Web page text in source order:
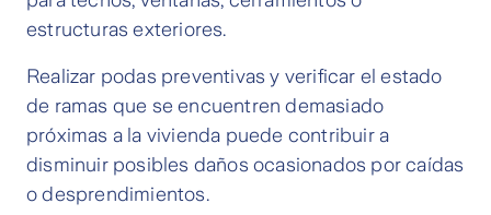
estructuras exteriores.
Realizar podas preventivas y verificar el estado
de ramas que se encuentren demasiado
próximas a la vivienda puede contribuir a
disminuir posibles daños ocasionados por caídas
o desprendimientos.